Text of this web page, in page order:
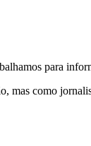
para
mas como